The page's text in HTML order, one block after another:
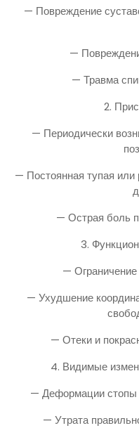
— Повреждение
—
— Травма
2.
— Периодически
— Постоянная тупая
— Острая боль
3.
— Ограничение
— Ухудшение
— Отеки и
4. Видимые
— Деформации стопы
— Утрата